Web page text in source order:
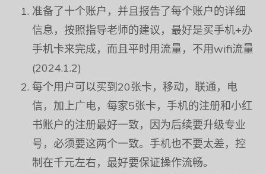
准备了十个账户，并且报告了每个账户的详细
信息，按照指导老师的建议，最好是买手机+办
手机卡来完成，而且平时用流量，不用wifi流量
(2024.1.2)
每个用户可以买到20张卡，移动，联通，电
信，加上广电，每家5张卡，手机的注册和小红
书账户的注册最好一致，因为后续要升级专业
号，必须要这两个一致。手机也不要太差，控
制在千元左右，最好要保证操作流畅。